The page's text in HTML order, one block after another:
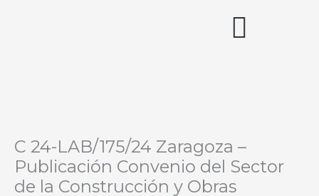
C 24-LAB/175/24 Zaragoza –
Publicación Convenio del Sector
de la Construcción y Obras